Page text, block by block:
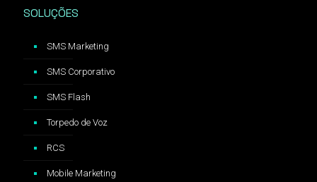
SOLUÇÕES
SMS Marketing
SMS Corporativo
SMS Flash
Torpedo de Voz
RCS
Mobile Marketing